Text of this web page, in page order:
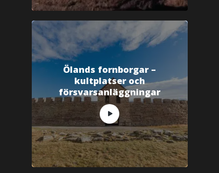
Ölands fornborgar –
kultplatser och
försvarsanläggningar